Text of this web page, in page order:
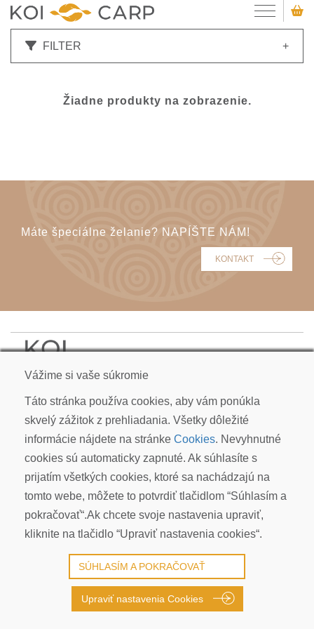
FILTER +
Žiadne produkty na zobrazenie.
Máte špeciálne želanie? NAPÍŠTE NÁM!
KONTAKT
Kudlákova 7, ​841 01 Bratislava
info@koicarp.sk
OBCHODNÉ PODMIENKY
REKLAMÁCIE
PRIVACY POLICY | GDPR
COOKIES
© COPYRIGHT 2026 ALL RIGHTS RESERVED
Vážime si vaše súkromie
Táto stránka používa cookies, aby vám ponúkla
skvelý zážitok z prehliadania. Všetky dôležité
informácie nájdete na stránke Cookies. Nevyhnutné
cookies sú automaticky zapnuté. Ak súhlasíte s
prijatím všetkých cookies, ktoré sa nachádzajú na
tomto webe, môžete to potvrdiť tlačidlom “Súhlasím a
pokračovať“.Ak chcete svoje nastavenia upraviť,
kliknite na tlačidlo “Upraviť nastavenia cookies“.
SÚHLASÍM A POKRAČOVAŤ
Upraviť nastavenia Cookies